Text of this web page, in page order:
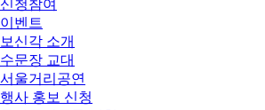
신청참여
이벤트
보신각 소개
수문장 교대
서울거리공연
행사 홍보 신청